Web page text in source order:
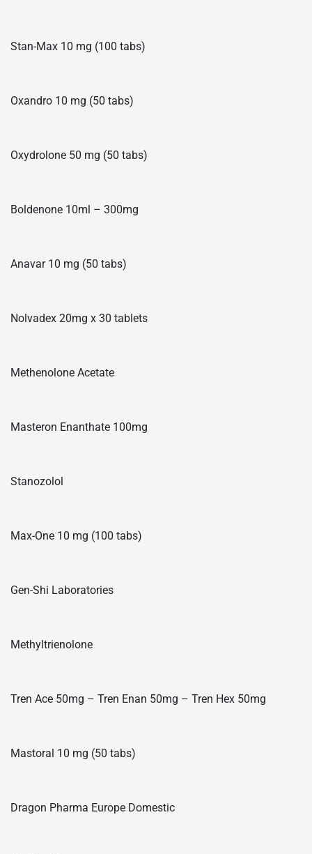
Stan-Max 10 mg (100 tabs)
Oxandro 10 mg (50 tabs)
Oxydrolone 50 mg (50 tabs)
Boldenone 10ml – 300mg
Anavar 10 mg (50 tabs)
Nolvadex 20mg x 30 tablets
Methenolone Acetate
Masteron Enanthate 100mg
Stanozolol
Max-One 10 mg (100 tabs)
Gen-Shi Laboratories
Methyltrienolone
Tren Ace 50mg – Tren Enan 50mg – Tren Hex 50mg
Mastoral 10 mg (50 tabs)
Dragon Pharma Europe Domestic